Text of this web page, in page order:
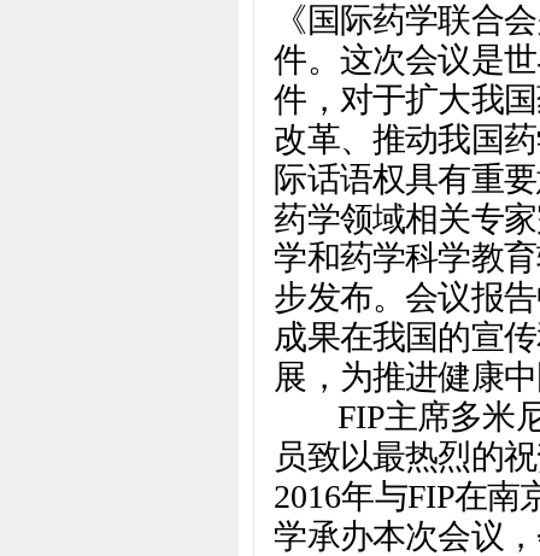
《国际药学联合
件。这次会议是
件，对于扩大我
改革、推动我国
际话语权具有重
药学领域相关专
学和药学科学教
步发布。会议报
成果在我国的宣
展，为推进健康
FIP主席多米尼
员致以最热烈的
2016年与FIP在南
学承办本次会议